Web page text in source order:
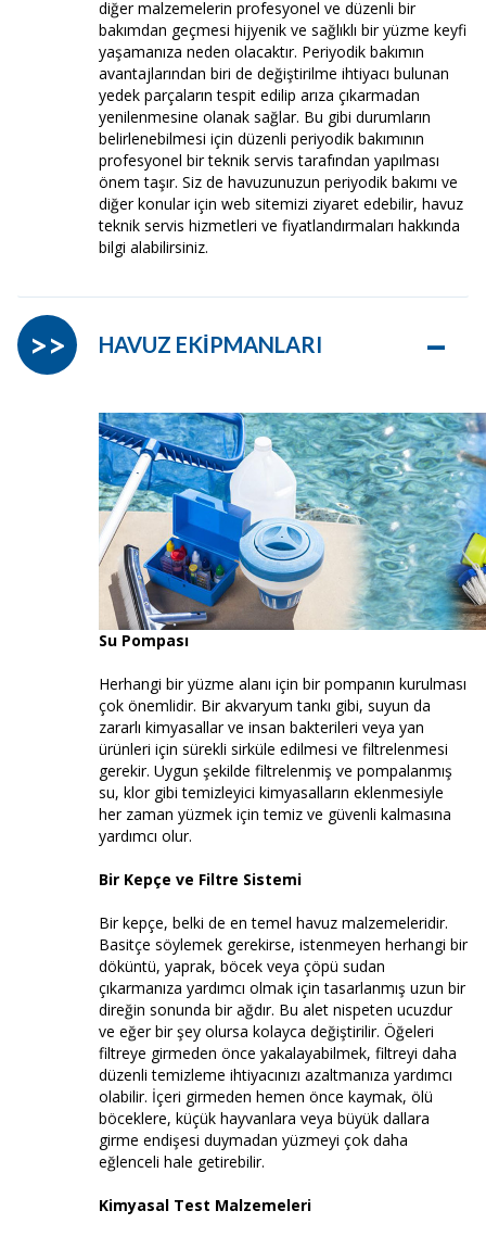
diğer malzemelerin profesyonel ve düzenli bir
bakımdan geçmesi hijyenik ve sağlıklı bir yüzme keyfi
yaşamanıza neden olacaktır. Periyodik bakımın
avantajlarından biri de değiştirilme ihtiyacı bulunan
yedek parçaların tespit edilip arıza çıkarmadan
yenilenmesine olanak sağlar. Bu gibi durumların
belirlenebilmesi için düzenli periyodik bakımının
profesyonel bir teknik servis tarafından yapılması
önem taşır. Siz de havuzunuzun periyodik bakımı ve
diğer konular için web sitemizi ziyaret edebilir, havuz
teknik servis hizmetleri ve fiyatlandırmaları hakkında
bilgi alabilirsiniz.
HAVUZ EKİPMANLARI –
>>
Su Pompası
Herhangi bir yüzme alanı için bir pompanın kurulması
çok önemlidir. Bir akvaryum tankı gibi, suyun da
zararlı kimyasallar ve insan bakterileri veya yan
ürünleri için sürekli sirküle edilmesi ve filtrelenmesi
gerekir. Uygun şekilde filtrelenmiş ve pompalanmış
su, klor gibi temizleyici kimyasalların eklenmesiyle
her zaman yüzmek için temiz ve güvenli kalmasına
yardımcı olur.
Bir Kepçe ve Filtre Sistemi
Bir kepçe, belki de en temel havuz malzemeleridir.
Basitçe söylemek gerekirse, istenmeyen herhangi bir
döküntü, yaprak, böcek veya çöpü sudan
çıkarmanıza yardımcı olmak için tasarlanmış uzun bir
direğin sonunda bir ağdır. Bu alet nispeten ucuzdur
ve eğer bir şey olursa kolayca değiştirilir. Öğeleri
filtreye girmeden önce yakalayabilmek, filtreyi daha
düzenli temizleme ihtiyacınızı azaltmanıza yardımcı
olabilir. İçeri girmeden hemen önce kaymak, ölü
böceklere, küçük hayvanlara veya büyük dallara
girme endişesi duymadan yüzmeyi çok daha
eğlenceli hale getirebilir.
Kimyasal Test Malzemeleri